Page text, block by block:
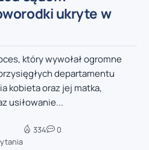
ukryte w
który wywołał ogromne
departamentu
kobieta oraz jej matka,
usiłowanie...
334 0